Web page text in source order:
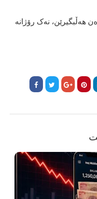
هەڵبگیرێن، نەک رۆژانە